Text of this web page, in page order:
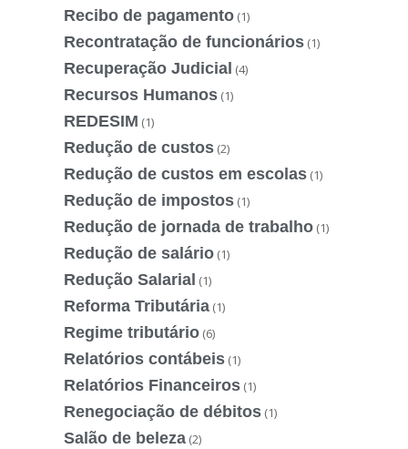
Recibo de pagamento (1)
Recontratação de funcionários (1)
Recuperação Judicial (4)
Recursos Humanos (1)
REDESIM (1)
Redução de custos (2)
Redução de custos em escolas (1)
Redução de impostos (1)
Redução de jornada de trabalho (1)
Redução de salário (1)
Redução Salarial (1)
Reforma Tributária (1)
Regime tributário (6)
Relatórios contábeis (1)
Relatórios Financeiros (1)
Renegociação de débitos (1)
Salão de beleza (2)